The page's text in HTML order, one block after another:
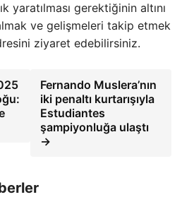
yaratılması gerektiğinin altını
ve gelişmeleri takip etmek
ziyaret edebilirsiniz.
Fernando Muslera’nın
iki penaltı kurtarışıyla
Estudiantes
şampiyonluğa ulaştı
→